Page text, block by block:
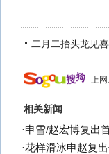
二月二抬头龙见喜
上
相关新闻
·申雪/赵宏博复出
·花样滑冰申赵复